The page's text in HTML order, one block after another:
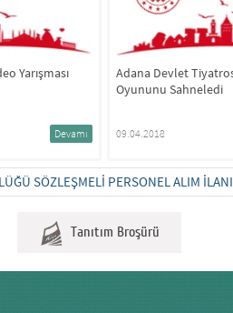
'Don Kişot '
Devamı
Turizm Haftası
13.04.2018
SÖZLEŞMELİ PERSONEL ALIM İLANI
Tanıtım Broşürü